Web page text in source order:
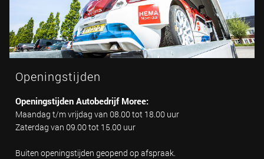
Openingstijden
Openingstijden Autobedrijf Moree:
Maandag t/m vrijdag van 08.00 tot 18.00 uur
Zaterdag van 09.00 tot 15.00 uur
Buiten openingstijden geopend op afspraak.